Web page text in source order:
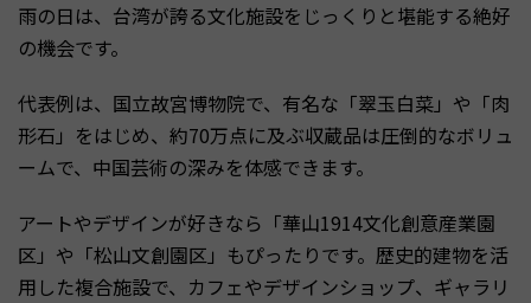
雨の日は、台湾が誇る文化施設をじっくりと堪能する絶好
の機会です。
代表例は、国立故宮博物院で、有名な「翠玉白菜」や「肉
形石」をはじめ、約70万点に及ぶ収蔵品は圧倒的なボリュ
ームで、中国芸術の深みを体感できます。
アートやデザインが好きなら「華山1914文化創意産業園
区」や「松山文創園区」もぴったりです。歴史的建物を活
用した複合施設で、カフェやデザインショップ、ギャラリ